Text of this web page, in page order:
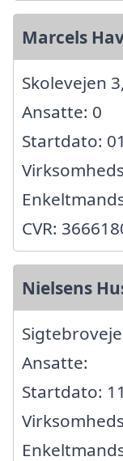
Marcels
Skolevejen
Ansatte: 0
Startdato:
CVR:
Nielsens
Ansatte:
Startdato: